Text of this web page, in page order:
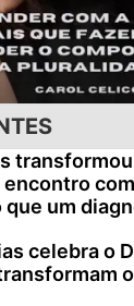
um
celebra o